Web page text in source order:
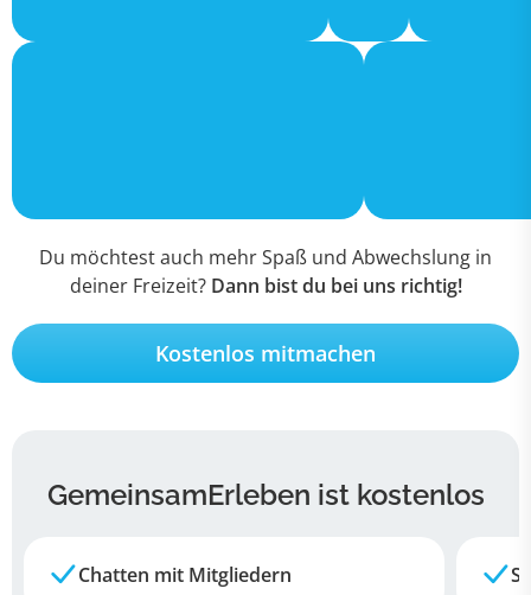
Du möchtest auch mehr Spaß und Abwechslung in
deiner Freizeit? Dann bist du bei uns richtig!
Kostenlos mitmachen
GemeinsamErleben ist kostenlos
Chatten mit Mitgliedern